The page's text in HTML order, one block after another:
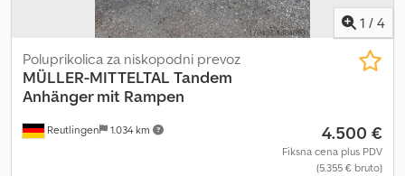
1 / 4
Reutlingen 1.034 km
Poluprikolica za niskopodni prevoz
MÜLLER-MITTELTAL Tandem
Anhänger mit Rampen
4.500 €
Fiksna cena plus PDV
(5.355 € bruto)